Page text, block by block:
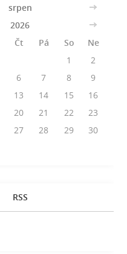
srpen
>>
2026
>>
Čt Pá So
Ne
1
2
6 7 8
9
13 14 15
16
20 21 22
23
27 28 29
30
RSS